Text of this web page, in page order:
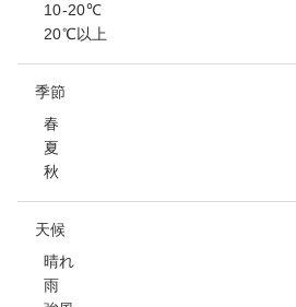
10-20℃
20℃以上
季節
春
夏
秋
天候
晴れ
雨